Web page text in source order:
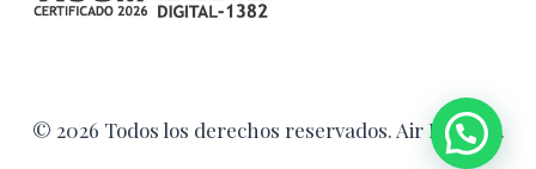
© 2026 Todos los derechos reservados. Air Femme.